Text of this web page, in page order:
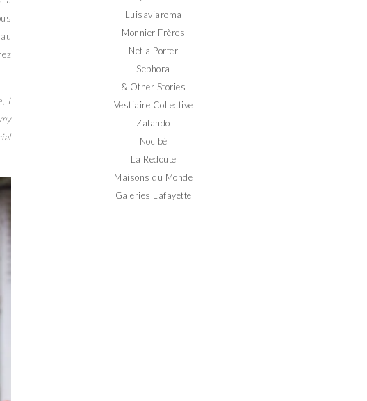
I
Luisaviaroma
Monnier Frères
Net a Porter
Sephora
& Other Stories
Vestiaire Collective
Zalando
Nocibé
La Redoute
Maisons du Monde
Galeries Lafayette